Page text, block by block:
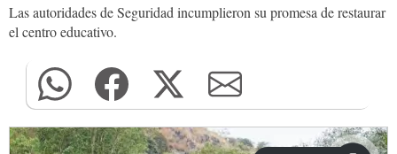
Las autoridades de Seguridad incumplieron su promesa de restaurar
el centro educativo.